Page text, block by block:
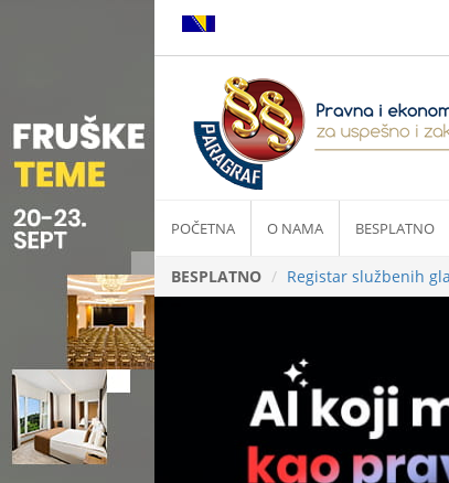
POČETNA O NAMA BESPLATNO
BESPLATNO Registar službenih